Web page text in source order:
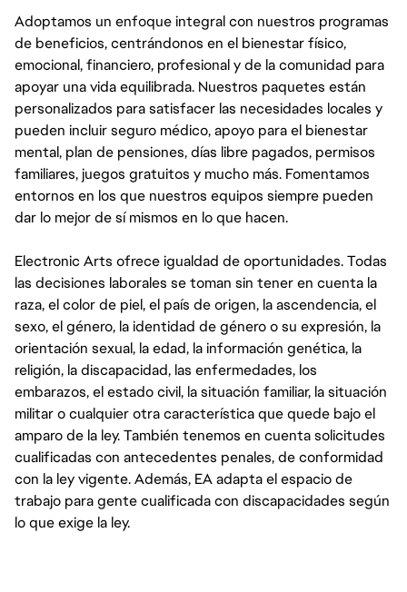
Adoptamos un enfoque integral con nuestros programas
de beneficios, centrándonos en el bienestar físico,
emocional, financiero, profesional y de la comunidad para
apoyar una vida equilibrada. Nuestros paquetes están
personalizados para satisfacer las necesidades locales y
pueden incluir seguro médico, apoyo para el bienestar
mental, plan de pensiones, días libre pagados, permisos
familiares, juegos gratuitos y mucho más. Fomentamos
entornos en los que nuestros equipos siempre pueden
dar lo mejor de sí mismos en lo que hacen.
Electronic Arts ofrece igualdad de oportunidades. Todas
las decisiones laborales se toman sin tener en cuenta la
raza, el color de piel, el país de origen, la ascendencia, el
sexo, el género, la identidad de género o su expresión, la
orientación sexual, la edad, la información genética, la
religión, la discapacidad, las enfermedades, los
embarazos, el estado civil, la situación familiar, la situación
militar o cualquier otra característica que quede bajo el
amparo de la ley. También tenemos en cuenta solicitudes
cualificadas con antecedentes penales, de conformidad
con la ley vigente. Además, EA adapta el espacio de
trabajo para gente cualificada con discapacidades según
lo que exige la ley.